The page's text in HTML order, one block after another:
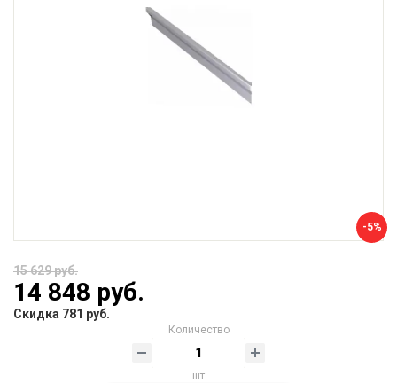
-5%
15 629 руб.
14 848 руб.
Скидка 781 руб.
Количество
шт